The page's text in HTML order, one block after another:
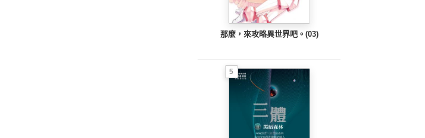
那麼，來攻略異世界吧。(03)
5